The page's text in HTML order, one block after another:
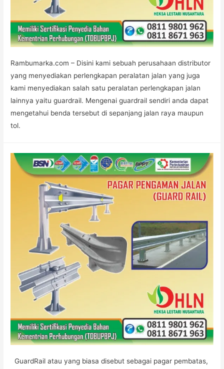
Rambumarka.com – Disini kami sebuah perusahaan distributor
yang menyediakan perlengkapan peralatan jalan yang juga
kami menyediakan salah satu peralatan perlengkapan jalan
lainnya yaitu guardrail. Mengenai guardrail sendiri anda dapat
mengetahui benda tersebut di sepanjang jalan raya maupun
tol.
GuardRail atau yang biasa disebut sebagai pagar pembatas,